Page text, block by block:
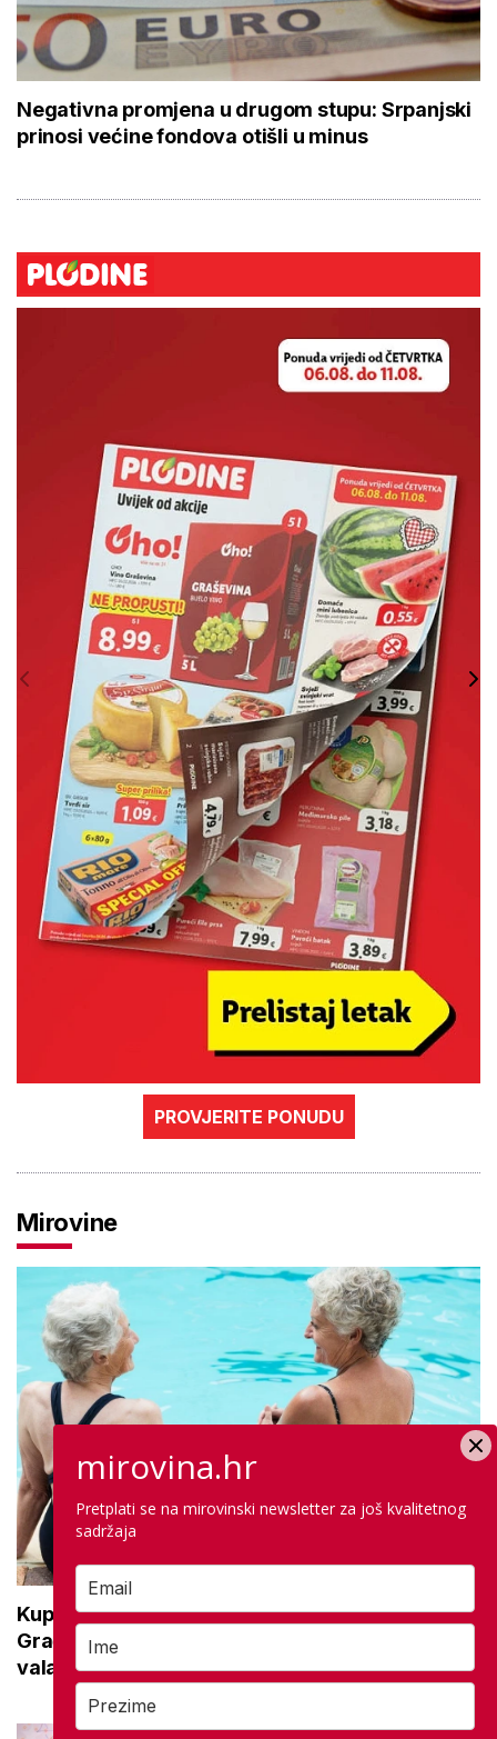
Negativna promjena u drugom stupu: Srpanjski
prinosi većine fondova otišli u minus
PROVJERITE PONUDU
Mirovine
Kupanje u ovom gradu i sutra besplatno:
Građani se mogu ohladiti tijekom toplinskog
vala
mirovina.hr
Pretplati se na mirovinski newsletter za još kvalitetnog
sadržaja